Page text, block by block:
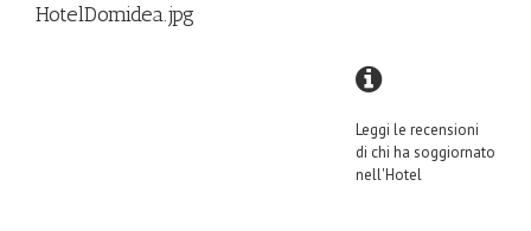
HotelDomidea.jpg
Leggi le recensioni
di chi ha soggiornato
nell'Hotel